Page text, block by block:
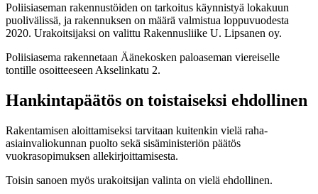
Poliisiaseman rakennustöiden on tarkoitus käynnistyä lokakuun
puolivälissä, ja rakennuksen on määrä valmistua loppuvuodesta
2020. Urakoitsijaksi on valittu Rakennusliike U. Lipsanen oy.
Poliisiasema rakennetaan Äänekosken paloaseman viereiselle
tontille osoitteeseen Akselinkatu 2.
Hankintapäätös on toistaiseksi ehdollinen
Rakentamisen aloittamiseksi tarvitaan kuitenkin vielä raha-
asiainvaliokunnan puolto sekä sisäministeriön päätös
vuokrasopimuksen allekirjoittamisesta.
Toisin sanoen myös urakoitsijan valinta on vielä ehdollinen.